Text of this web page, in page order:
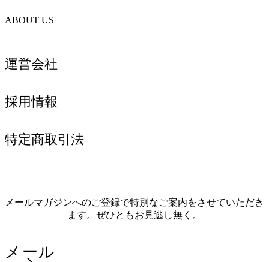
ABOUT US
運営会社
採用情報
特定商取引法
メールマガジンへのご登録で特別なご案内をさせていただき
ます。ぜひともお見逃し無く。
メール